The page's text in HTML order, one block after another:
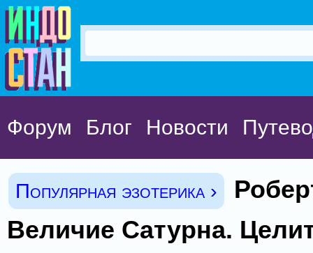
Форум Блог Новости
Популярная эзотерика ›
Величие Сатурна.